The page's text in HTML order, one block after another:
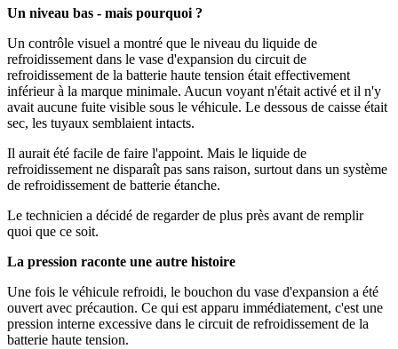
Un niveau bas - mais pourquoi ?
Un contrôle visuel a montré que le niveau du liquide de
refroidissement dans le vase d'expansion du circuit de
refroidissement de la batterie haute tension était effectivement
inférieur à la marque minimale. Aucun voyant n'était activé et il n'y
avait aucune fuite visible sous le véhicule. Le dessous de caisse était
sec, les tuyaux semblaient intacts.
Il aurait été facile de faire l'appoint. Mais le liquide de
refroidissement ne disparaît pas sans raison, surtout dans un système
de refroidissement de batterie étanche.
Le technicien a décidé de regarder de plus près avant de remplir
quoi que ce soit.
La pression raconte une autre histoire
Une fois le véhicule refroidi, le bouchon du vase d'expansion a été
ouvert avec précaution. Ce qui est apparu immédiatement, c'est une
pression interne excessive dans le circuit de refroidissement de la
batterie haute tension.